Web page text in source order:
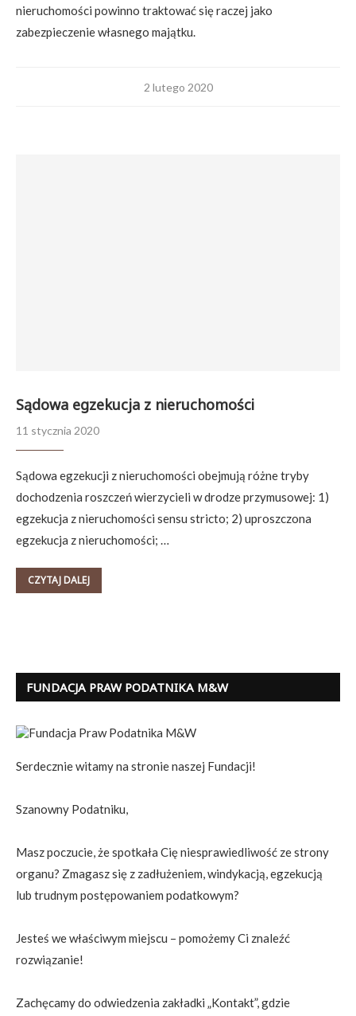
nieruchomości powinno traktować się raczej jako
zabezpieczenie własnego majątku.
2 lutego 2020
Sądowa egzekucja z nieruchomości
11 stycznia 2020
Sądowa egzekucji z nieruchomości obejmują różne tryby
dochodzenia roszczeń wierzycieli w drodze przymusowej: 1)
egzekucja z nieruchomości sensu stricto; 2) uproszczona
egzekucja z nieruchomości; …
CZYTAJ DALEJ
FUNDACJA PRAW PODATNIKA M&W
Serdecznie witamy na stronie naszej Fundacji!
Szanowny Podatniku,
Masz poczucie, że spotkała Cię niesprawiedliwość ze strony
organu? Zmagasz się z zadłużeniem, windykacją, egzekucją
lub trudnym postępowaniem podatkowym?
Jesteś we właściwym miejscu – pomożemy Ci znaleźć
rozwiązanie!
Zachęcamy do odwiedzenia zakładki „Kontakt”, gdzie